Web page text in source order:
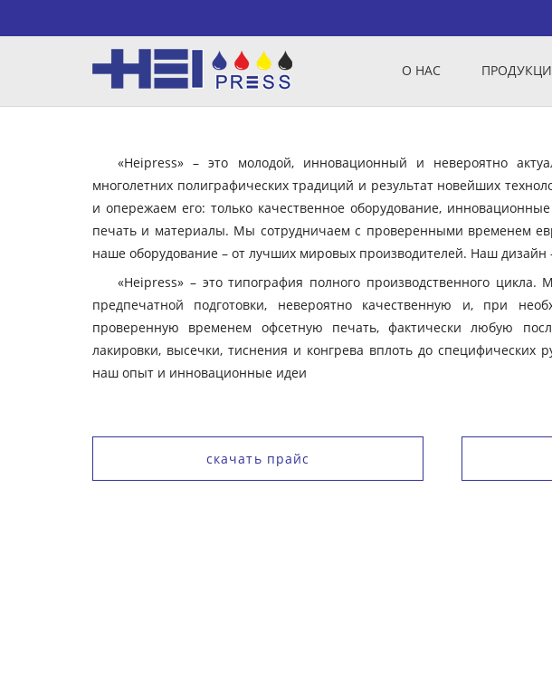
О НАС
«Heipress» – это молодой, инновационный и невероятно
многолетних полиграфических традиций и результат новейших
и опережаем его: только качественное оборудование,
печать и материалы. Мы сотрудничаем с проверенными временем
наше оборудование – от лучших мировых производителей. Наш дизайн
«Heipress» – это типография полного производственного
предпечатной подготовки, невероятно качественную и, при
проверенную временем офсетную печать, фактически любую
лакировки, высечки, тиснения и конгрева вплоть до специфических
наш опыт и инновационные идеи
скачать прайс